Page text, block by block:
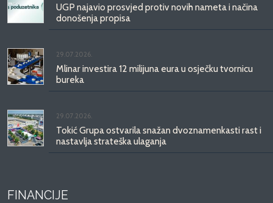
UGP najavio prosvjed protiv novih nameta i načina
donošenja propisa
29.07.2026.
Mlinar investira 12 milijuna eura u osječku tvornicu
bureka
29.07.2026.
Tokić Grupa ostvarila snažan dvoznamenkasti rast i
nastavlja strateška ulaganja
FINANCIJE